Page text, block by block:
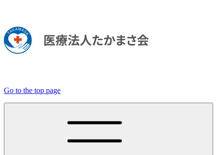
Go to the top page